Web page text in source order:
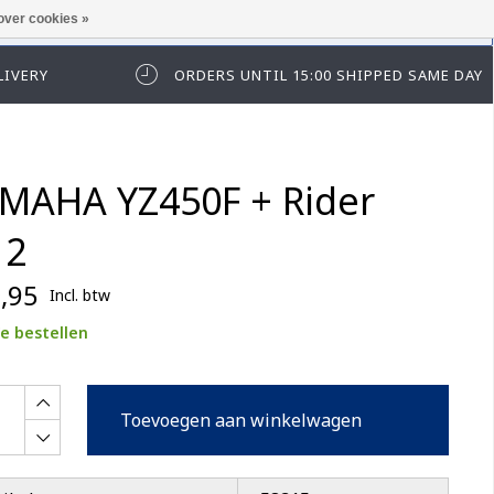
in te loggen of te registeren.
ORDERS UNTIL 15:00 SHIPPED SAME DAY
YZ450F + Rider
Incl. btw
bestellen
Toevoegen aan winkelwagen
cookies »